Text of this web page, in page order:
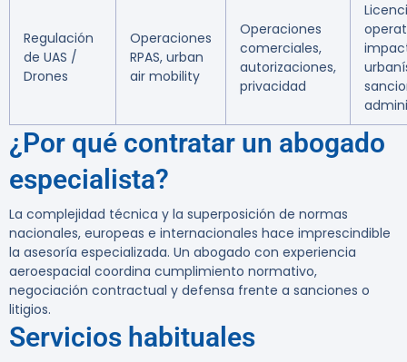
Regulación
de UAS /
Drones
Operaciones
RPAS, urban
air mobility
Operaciones
comerciales,
autorizaciones,
privacidad
¿Por qué contratar un abogado
especialista?
La complejidad técnica y la superposición de normas
nacionales, europeas e internacionales hace imprescindible
la asesoría especializada. Un abogado con experiencia
aeroespacial coordina cumplimiento normativo,
negociación contractual y defensa frente a sanciones o
litigios.
Servicios habituales